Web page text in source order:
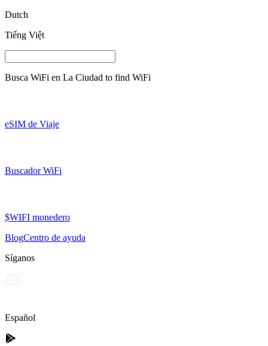
Dutch
Tiếng Việt
Busca WiFi en La Ciudad to find WiFi
eSIM de Viaje
Buscador WiFi
$WIFI monedero
BlogCentro de ayuda
Síganos
Español